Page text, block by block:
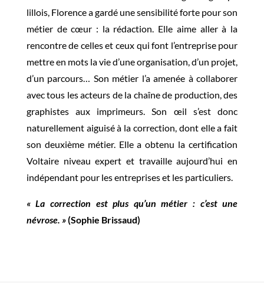
lillois, Florence a gardé une sensibilité forte pour son
métier de cœur : la rédaction. Elle aime aller à la
rencontre de celles et ceux qui font l’entreprise pour
mettre en mots la vie d’une organisation, d’un projet,
d’un parcours… Son métier l’a amenée à collaborer
avec tous les acteurs de la chaîne de production, des
graphistes aux imprimeurs. Son œil s’est donc
naturellement aiguisé à la correction, dont elle a fait
son deuxième métier. Elle a obtenu la certification
Voltaire niveau expert et travaille aujourd’hui en
indépendant pour les entreprises et les particuliers.
« La correction est plus qu’un métier : c’est une
névrose. »(Sophie Brissaud)